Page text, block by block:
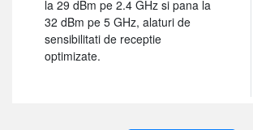
la 29 dBm pe 2.4 GHz si pana la
32 dBm pe 5 GHz, alaturi de
sensibilitati de receptie
optimizate.